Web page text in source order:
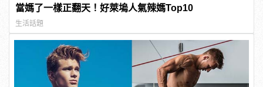
當媽了一樣正翻天！好萊塢人氣辣媽Top10
生活話題